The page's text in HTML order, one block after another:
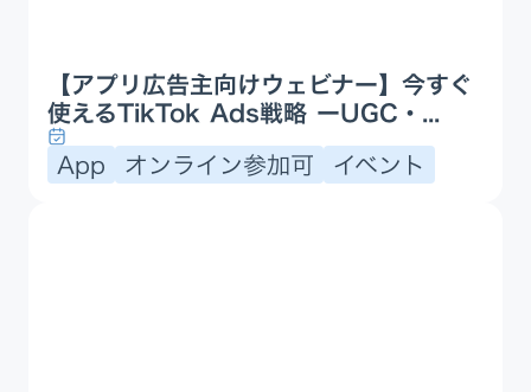
【アプリ広告主向けウェビナー】今すぐ
使えるTikTok Ads戦略 ーUGC・...
App オンライン参加可 イベント